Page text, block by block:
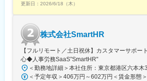
・組込／制御／サーバー／クラウド／Web
プロジェクトマネージャーを目指したい方
変更の範囲：会社の定める業務
更新日： 2026/6/18（木）
株式会社SmartHR
【フルリモート／土日祝休】カスタマーサポー
心◆人事労務SaaS”SmartHR"